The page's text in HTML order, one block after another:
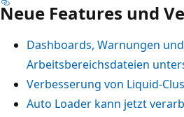
Neue Features und
Dashboards, Warnungen
Arbeitsbereichsdateien
Verbesserung von Liquid-
Auto Loader kann jetzt